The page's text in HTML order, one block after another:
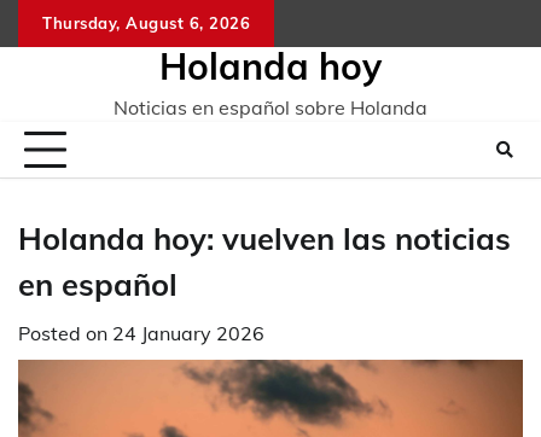
to
Thursday, August 6, 2026
Holanda hoy
Noticias en español sobre Holanda
Holanda hoy: vuelven las noticias
en español
Posted on 24 January 2026